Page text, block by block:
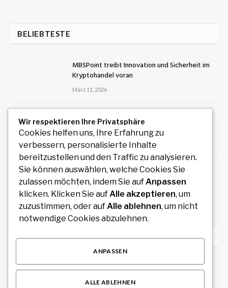
BELIEBTESTE
MBSPoint treibt Innovation und Sicherheit im
Kryptohandel voran
März 11, 2026
Gesetzliche Erbfolge in Österreich Das
Parentelensystem verständlich erklärt
März 28, 2026
Key Support for Parents of Neurodivergent
Children to Navigate Challenges
März 12, 2026
UNSEREEMPFEHLUNGEN
Exklusive Replica Rolex Modelle für Liebhaber
hochwertiger Zeitmesser
Wir respektieren Ihre Privatsphäre
Cookies helfen uns, Ihre Erfahrung zu
verbessern, personalisierte Inhalte
bereitzustellen und den Traffic zu analysieren.
Sie können auswählen, welche Cookies Sie
zulassen möchten, indem Sie aufAnpassen
klicken. Klicken Sie aufAlle akzeptieren, um
zuzustimmen, oder aufAlle ablehnen, um nicht
notwendige Cookies abzulehnen.
ANPASSEN
ALLE ABLEHNEN